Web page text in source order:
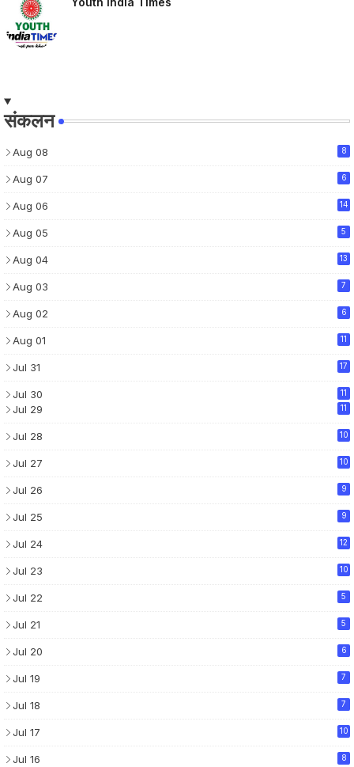
संकलन
Aug 08 8
Aug 07 6
Aug 06 14
Aug 05 5
Aug 04 13
Aug 03 7
Aug 02 6
Aug 01 11
Jul 31 17
Jul 30 11
Jul 29 11
Jul 28 10
Jul 27 10
Jul 26 9
Jul 25 9
Jul 24 12
Jul 23 10
Jul 22 5
Jul 21 5
Jul 20 6
Jul 19 7
Jul 18 7
Jul 17 10
Jul 16 8